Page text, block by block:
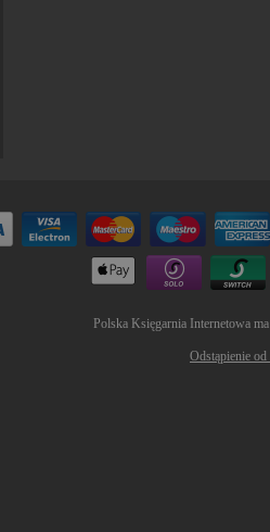
Polska Księgarnia Internetowa
Odstąpienie